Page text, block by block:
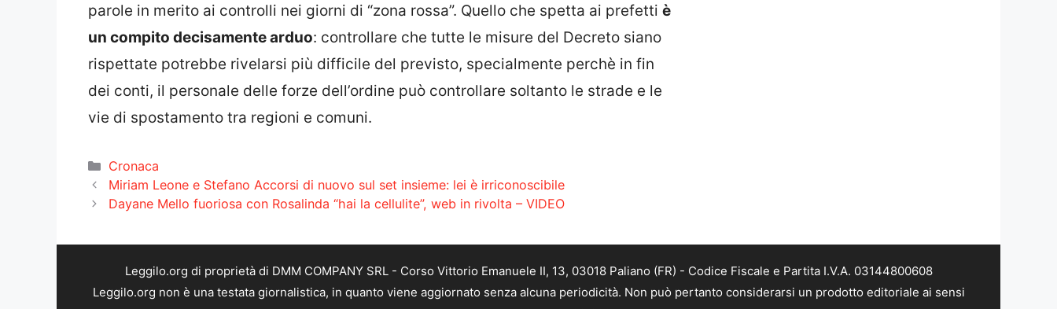
parole in merito ai controlli nei giorni di “zona rossa”. Quello che spetta ai prefetti è
un compito decisamente arduo: controllare che tutte le misure del Decreto siano
rispettate potrebbe rivelarsi più difficile del previsto, specialmente perchè in fin
dei conti, il personale delle forze dell’ordine può controllare soltanto le strade e le
vie di spostamento tra regioni e comuni.
Categorie
Cronaca
Miriam Leone e Stefano Accorsi di nuovo sul set insieme: lei è irriconoscibile
Dayane Mello fuoriosa con Rosalinda “hai la cellulite”, web in rivolta – VIDEO
Leggilo.org di proprietà di DMM COMPANY SRL - Corso Vittorio Emanuele II, 13, 03018 Paliano (FR) - Codice Fiscale e Partita I.V.A. 03144800608
Leggilo.org non è una testata giornalistica, in quanto viene aggiornato senza alcuna periodicità. Non può pertanto considerarsi un prodotto editoriale ai sensi